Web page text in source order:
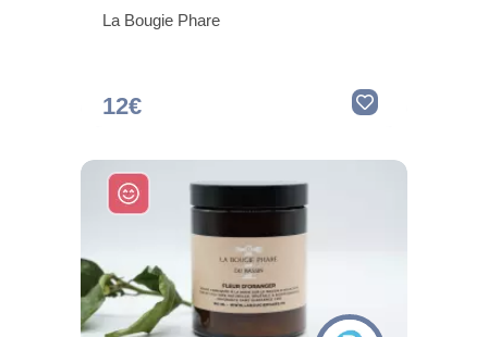
La Bougie Phare
12€